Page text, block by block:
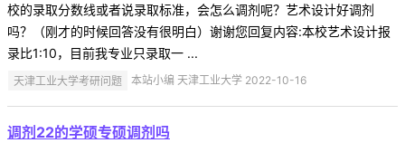
校的录取分数线或者说录取标准，会怎么调剂呢？艺术设计好调剂
吗？（刚才的时候回答没有很明白）谢谢您回复内容:本校艺术设计报
录比1:10，目前我专业只录取一 ...
天津工业大学考研问题 本站小编 天津工业大学 2022-10-16
调剂22的学硕专硕调剂吗